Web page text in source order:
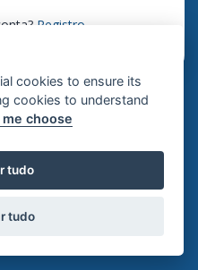
Registro
CMMS
cookies to ensure its
cookies to understand
me choose
tudo
tudo